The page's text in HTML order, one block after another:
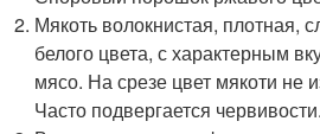
Мякоть волокнистая, плотная,
белого цвета, с характерным
мясо. На срезе цвет мякоти не
Часто подвергается червивости.